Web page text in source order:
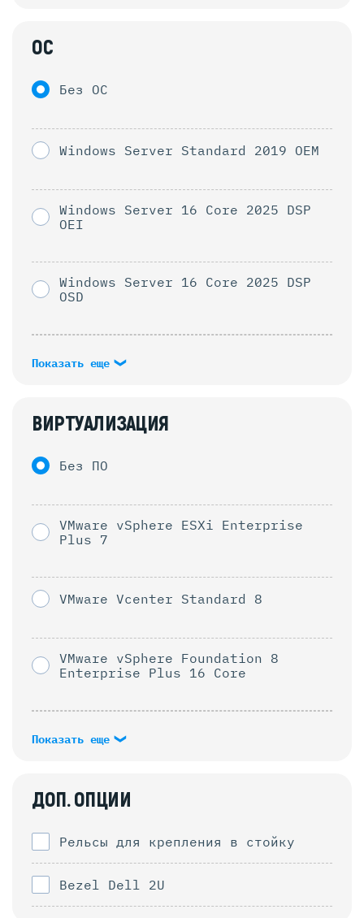
ОС
Без ОС
Windows Server Standard 2019 OEM
Windows Server 16 Core 2025 DSP
OEI
Windows Server 16 Core 2025 DSP
OSD
Показать еще
ВИРТУАЛИЗАЦИЯ
Без ПО
VMware vSphere ESXi Enterprise
Plus 7
VMware Vcenter Standard 8
VMware vSphere Foundation 8
Enterprise Plus 16 Core
Показать еще
ДОП. ОПЦИИ
Рельсы для крепления в стойку
Bezel Dell 2U